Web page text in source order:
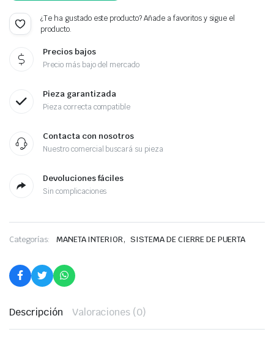
¿Te ha gustado este producto? Añade a favoritos y sigue el
producto.
Precios bajos
Precio más bajo del mercado
Pieza garantizada
Pieza correcta compatible
Contacta con nosotros
Nuestro comercial buscará su pieza
Devoluciones fáciles
Sin complicaciones
Categorías: MANETA INTERIOR, SISTEMA DE CIERRE DE PUERTA
Descripción Valoraciones (0)